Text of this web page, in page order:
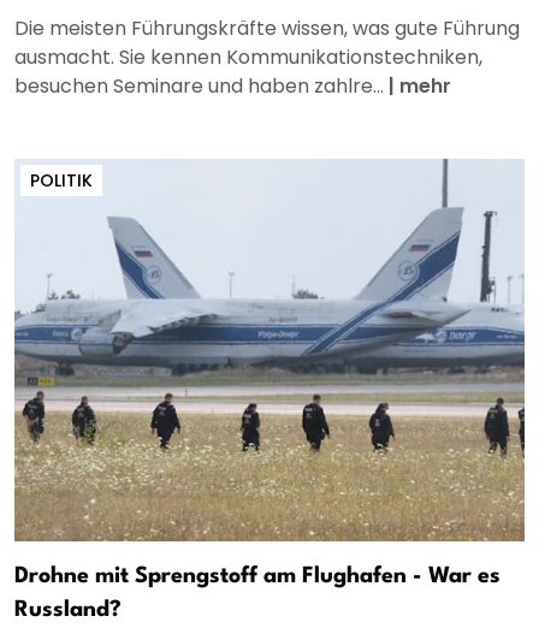
Die meisten Führungskräfte wissen, was gute Führung
ausmacht. Sie kennen Kommunikationstechniken,
besuchen Seminare und haben zahlre... | mehr
POLITIK
Drohne mit Sprengstoff am Flughafen - War es
Russland?